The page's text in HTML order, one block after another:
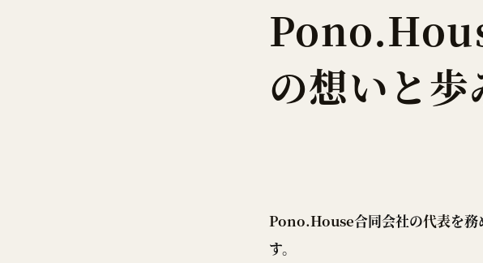
の想いと歩
Pono.House合同会社の代表を
す。